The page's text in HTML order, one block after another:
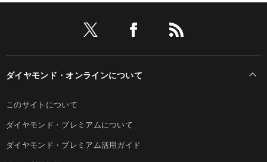
ダイヤモンド・オンラインについて
このサイトについて
ダイヤモンド・プレミアムについて
ダイヤモンド・プレミアム活用ガイド